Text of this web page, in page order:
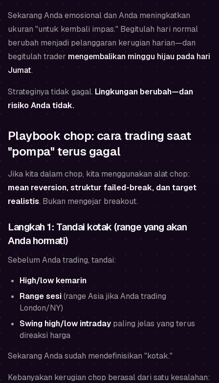
Sekarang Anda emosional dan Anda meningkatkan
ukuran "untuk kembali impas." Begitulah hari normal
berubah menjadi pelanggaran kerugian harian—dan
begitulah trader mengembalikan minggu hijau pada hari
Jumat.
Strateginya tidak gagal. Lingkungan berubah—dan
risiko Anda tidak.
Playbook chop: cara trading saat
"pompa" terus gagal
Jika kita dalam chop, kita menggunakan alat chop:
mean reversion, struktur failed-break, dan target
realistis. Bukan mengejar breakout.
Langkah 1: Tandai kotak (range yang akan
Anda hormati)
Sebelum Anda trading, tandai:
High/low kemarin
Range sesi(range Asia jika Anda trading
London/NY)
Swing high/low intraday paling jelas yang terus
direaksi harga
Sekarang Anda sudah mendefinisikan "kotak."
Kebanyakan kerugian chop berasal dari satu kesalahan: